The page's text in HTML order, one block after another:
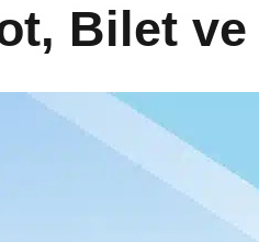
Bilet ve